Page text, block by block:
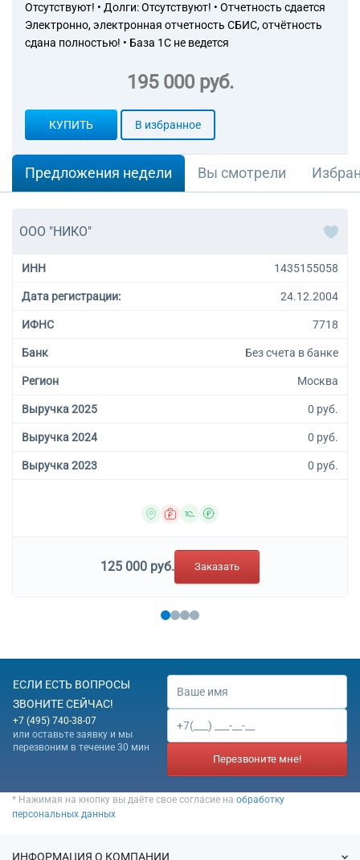
Отсутствуют! • Долги: Отсутствуют! • Отчетность сдается
Электронно, электронная отчетность СБИС, отчётность
сдана полностью! • База 1С не ведется
195 000 руб.
КУПИТЬ В избранное
Предложения недели Вы смотрели
ООО "НИКО"
ИНН 1435155058
Дата регистрации: 24.12.2004
ИФНС 7718
Банк Без счета в банке
Регион Москва
Выручка 2025 0 руб.
Выручка 2024 0 руб.
Выручка 2023 0 руб.
125 000 руб. Заказать
ЕСЛИ ЕСТЬ ВОПРОСЫ
ЗВОНИТЕ СЕЙЧАС!
+7 (495) 740-38-07
или оставьте заявку и мы
перезвоним в течение 30 мин
Перезвоните мне!
* Нажимая на кнопку вы даёте свое согласие на обработку
персональных данных
ИНФОРМАЦИЯ О КОМПАНИИ